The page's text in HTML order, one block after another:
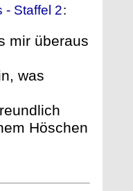
- Staffel 2:
mir überaus
was
Höschen